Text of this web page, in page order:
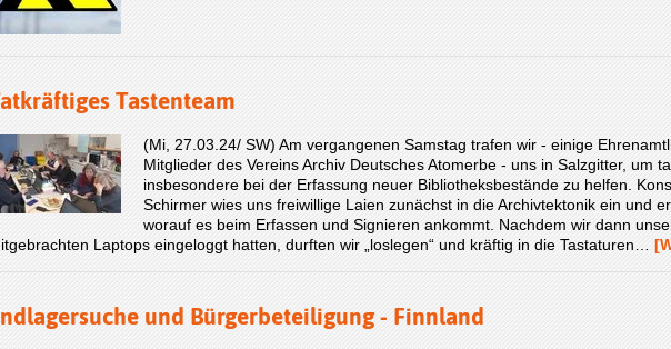
Tastenteam
(Mi, 27.03.24/ SW) Am vergangenen Samstag trafen wir - einige
Mitglieder des Vereins Archiv Deutsches Atomerbe - uns in Salzgitter, um
insbesondere bei der Erfassung neuer Bibliotheksbestände zu helfen.
Schirmer wies uns freiwillige Laien zunächst in die Archivtektonik ein und
worauf es beim Erfassen und Signieren ankommt. Nachdem wir dann
Laptops eingeloggt hatten, durften wir „loslegen“ und kräftig in die Tastaturen…
und Bürgerbeteiligung - Finnland